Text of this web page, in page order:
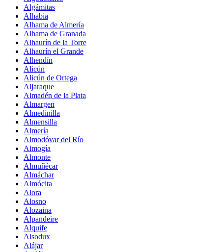
Algámitas
Alhabia
Alhama de Almería
Alhama de Granada
Alhaurín de la Torre
Alhaurín el Grande
Alhendín
Alicún
Alicún de Ortega
Aljaraque
Almadén de la Plata
Almargen
Almedinilla
Almensilla
Almería
Almodóvar del Río
Almogía
Almonte
Almuñécar
Almáchar
Almócita
Alora
Alosno
Alozaina
Alpandeire
Alquife
Alsodux
Alájar